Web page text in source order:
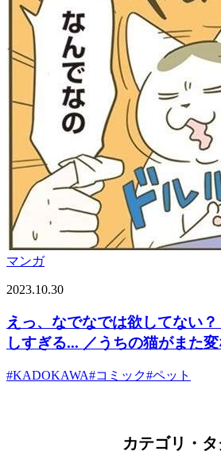
マンガ
2023.10.30
えっ、なでなでは欲してない
しすぎる... ／うちの猫がまた
#KADOKAWA#コミック#ペット
カテゴリ・